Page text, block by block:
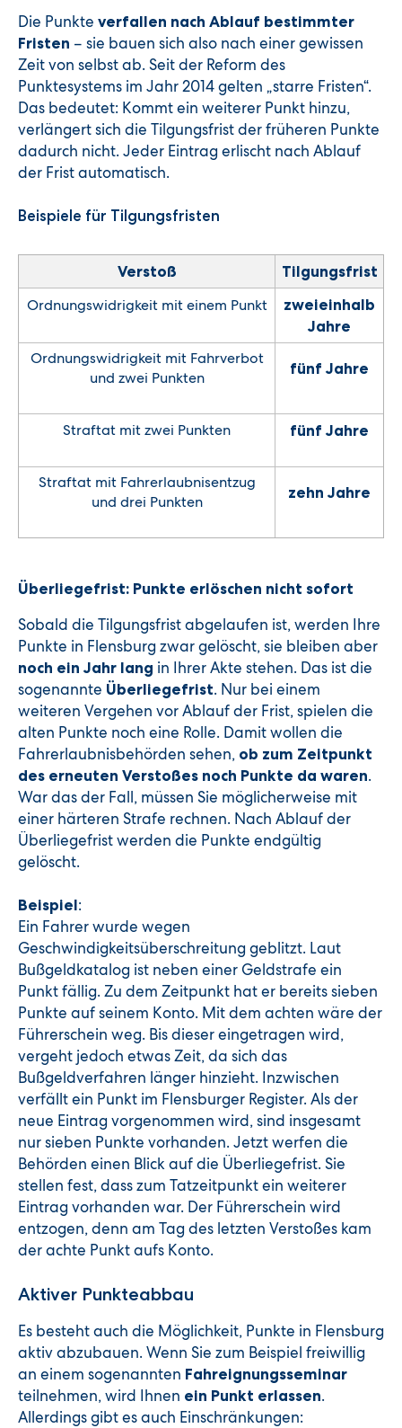
Die Punkte verfallen nach Ablauf bestimmter
Fristen – sie bauen sich also nach einer gewissen
Zeit von selbst ab. Seit der Reform des
Punktesystems im Jahr 2014 gelten „starre Fristen“.
Das bedeutet: Kommt ein weiterer Punkt hinzu,
verlängert sich die Tilgungsfrist der früheren Punkte
dadurch nicht. Jeder Eintrag erlischt nach Ablauf
der Frist automatisch.
Beispiele für Tilgungsfristen
Verstoß Tilgungsfrist
Ordnungswidrigkeit mit einem Punkt
zweieinhalb
Jahre
Ordnungswidrigkeit mit Fahrverbot
und zwei Punkten
fünf Jahre
Straftat mit zwei Punkten fünf Jahre
Straftat mit Fahrerlaubnisentzug
und drei Punkten
zehn Jahre
Überliegefrist: Punkte erlöschen nicht sofort
Sobald die Tilgungsfrist abgelaufen ist, werden Ihre
Punkte in Flensburg zwar gelöscht, sie bleiben aber
noch ein Jahr lang in Ihrer Akte stehen. Das ist die
sogenannte Überliegefrist. Nur bei einem
weiteren Vergehen vor Ablauf der Frist, spielen die
alten Punkte noch eine Rolle. Damit wollen die
Fahrerlaubnisbehörden sehen, ob zum Zeitpunkt
des erneuten Verstoßes noch Punkte da waren.
War das der Fall, müssen Sie möglicherweise mit
einer härteren Strafe rechnen. Nach Ablauf der
Überliegefrist werden die Punkte endgültig
gelöscht.
Beispiel:
Ein Fahrer wurde wegen
Geschwindigkeitsüberschreitung geblitzt. Laut
Bußgeldkatalog ist neben einer Geldstrafe ein
Punkt fällig. Zu dem Zeitpunkt hat er bereits sieben
Punkte auf seinem Konto. Mit dem achten wäre der
Führerschein weg. Bis dieser eingetragen wird,
vergeht jedoch etwas Zeit, da sich das
Bußgeldverfahren länger hinzieht. Inzwischen
verfällt ein Punkt im Flensburger Register. Als der
neue Eintrag vorgenommen wird, sind insgesamt
nur sieben Punkte vorhanden. Jetzt werfen die
Behörden einen Blick auf die Überliegefrist. Sie
stellen fest, dass zum Tatzeitpunkt ein weiterer
Eintrag vorhanden war. Der Führerschein wird
entzogen, denn am Tag des letzten Verstoßes kam
der achte Punkt aufs Konto.
Aktiver Punkteabbau
Es besteht auch die Möglichkeit, Punkte in Flensburg
aktiv abzubauen. Wenn Sie zum Beispiel freiwillig
an einem sogenannten Fahreignungsseminar
teilnehmen, wird Ihnen ein Punkt erlassen.
Allerdings gibt es auch Einschränkungen: